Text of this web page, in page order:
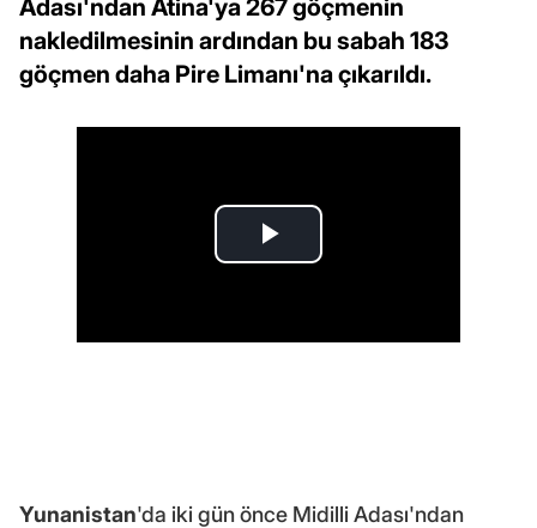
Adası'ndan Atina'ya 267 göçmenin
nakledilmesinin ardından bu sabah 183
göçmen daha Pire Limanı'na çıkarıldı.
Yunanistan'da iki gün önce Midilli Adası'ndan